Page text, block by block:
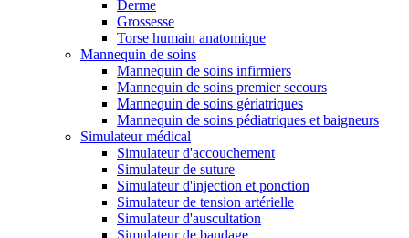
Derme
Grossesse
Torse humain anatomique
Mannequin de soins
Mannequin de soins infirmiers
Mannequin de soins premier secours
Mannequin de soins gériatriques
Mannequin de soins pédiatriques et baigneurs
Simulateur médical
Simulateur d'accouchement
Simulateur de suture
Simulateur d'injection et ponction
Simulateur de tension artérielle
Simulateur d'auscultation
Simulateur de bandage